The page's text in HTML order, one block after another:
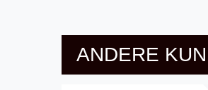
ANDERE